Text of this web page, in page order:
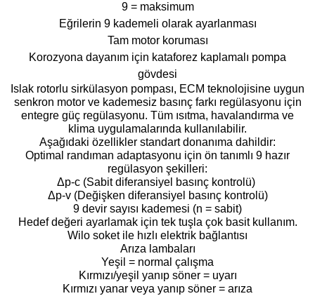
9 = maksimum
Eğrilerin 9 kademeli olarak ayarlanması
Tam motor koruması
Korozyona dayanım için kataforez kaplamalı pompa
gövdesi
Islak rotorlu sirkülasyon pompası, ECM teknolojisine uygun
senkron motor ve kademesiz basınç farkı regülasyonu için
entegre güç regülasyonu. Tüm ısıtma, havalandırma ve
klima uygulamalarında kullanılabilir.
Aşağıdaki özellikler standart donanıma dahildir:
Optimal randıman adaptasyonu için ön tanımlı 9 hazır
regülasyon şekilleri:
Δp-c (Sabit diferansiyel basınç kontrolü)
Δp-v (Değişken diferansiyel basınç kontrolü)
9 devir sayısı kademesi (n = sabit)
Hedef değeri ayarlamak için tek tuşla çok basit kullanım.
Wilo soket ile hızlı elektrik bağlantısı
Arıza lambaları
Yeşil = normal çalışma
Kırmızı/yeşil yanıp söner = uyarı
Kırmızı yanar veya yanıp söner = arıza